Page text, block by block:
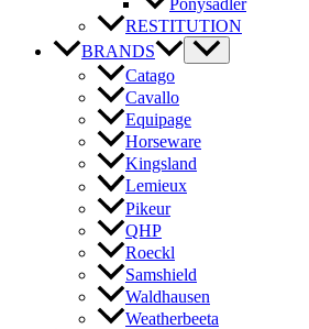
Ponysadler
RESTITUTION
BRANDS
Catago
Cavallo
Equipage
Horseware
Kingsland
Lemieux
Pikeur
QHP
Roeckl
Samshield
Waldhausen
Weatherbeeta